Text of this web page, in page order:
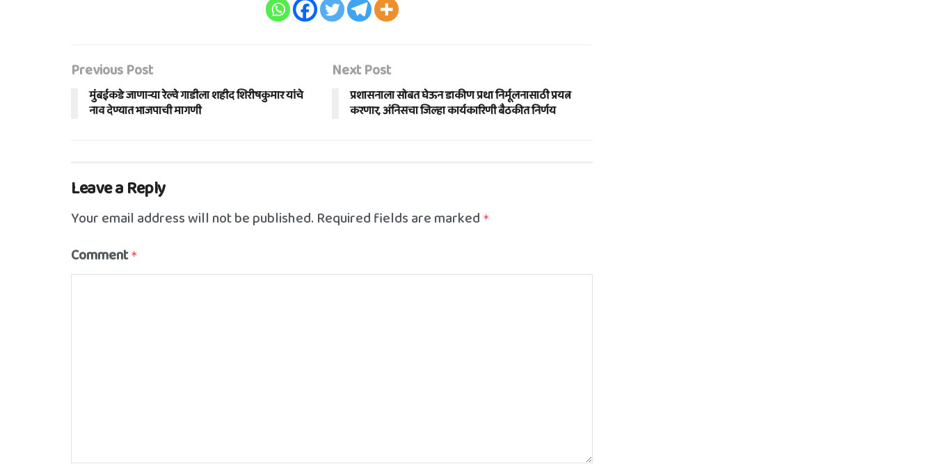
Previous Post
मुंबईकडे जाणाऱ्या रेल्वे गाडीला शहीद शिरीषकुमार यांचे
नाव देण्यात भाजपाची मागणी
Next Post
प्रशासनाला सोबत घेऊन डाकीण प्रथा निर्मूलनासाठी प्रयत्न
करणार, अंनिसचा जिल्हा कार्यकारिणी बैठकीत निर्णय
Leave a Reply
Your email address will not be published. Required fields are marked *
Comment *